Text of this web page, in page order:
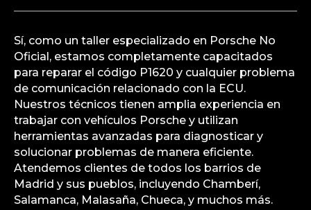
Sí, como un taller especializado en Porsche No
Oficial, estamos completamente capacitados
para reparar el código P1620 y cualquier problema
de comunicación relacionado con la ECU.
Nuestros técnicos tienen amplia experiencia en
trabajar con vehículos Porsche y utilizan
herramientas avanzadas para diagnosticar y
solucionar problemas de manera eficiente.
Atendemos clientes de todos los barrios de
Madrid y sus pueblos, incluyendo Chamberí,
Salamanca, Malasaña, Chueca, y muchos más.